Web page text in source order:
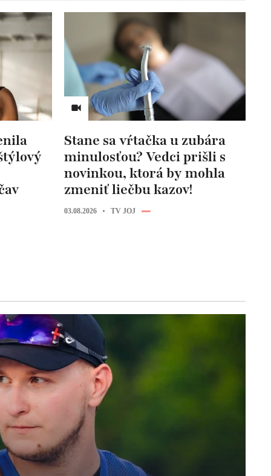
Stane sa vŕtačka u zubára
minulosťou? Vedci prišli s
novinkou, ktorá by mohla
zmeniť liečbu kazov!
03.08.2026 TV JOJ